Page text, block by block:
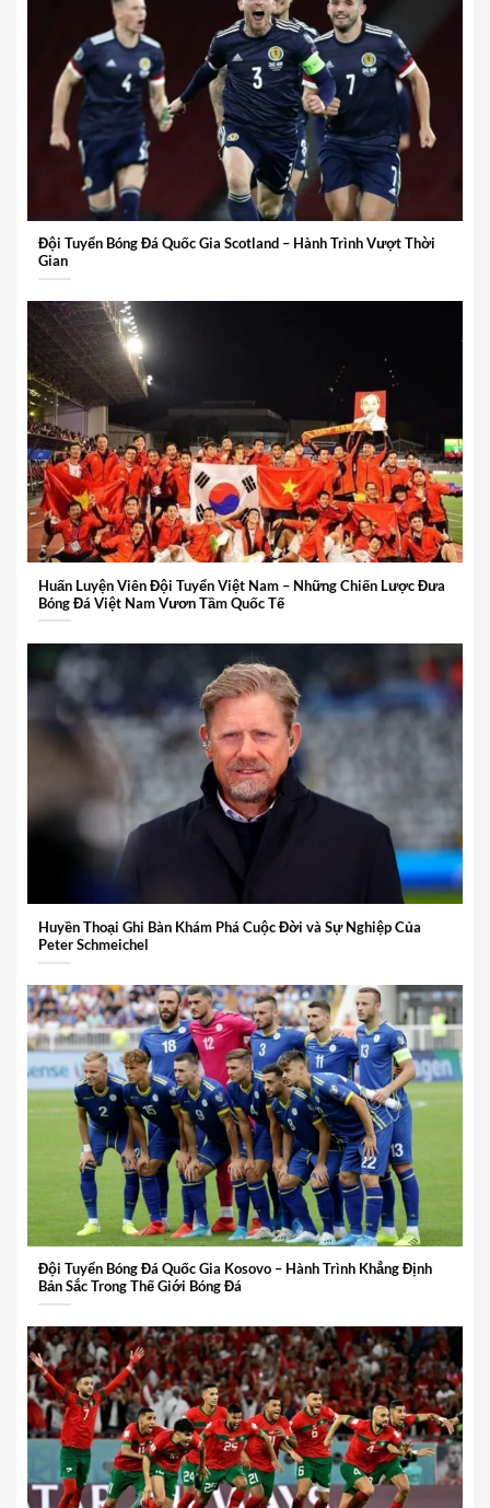
Đội Tuyển Bóng Đá Quốc Gia Scotland – Hành Trình Vượt Thời
Gian
Huấn Luyện Viên Đội Tuyển Việt Nam – Những Chiến Lược Đưa
Bóng Đá Việt Nam Vươn Tầm Quốc Tế
Huyền Thoại Ghi Bàn Khám Phá Cuộc Đời và Sự Nghiệp Của
Peter Schmeichel
Đội Tuyển Bóng Đá Quốc Gia Kosovo – Hành Trình Khẳng Định
Bản Sắc Trong Thế Giới Bóng Đá